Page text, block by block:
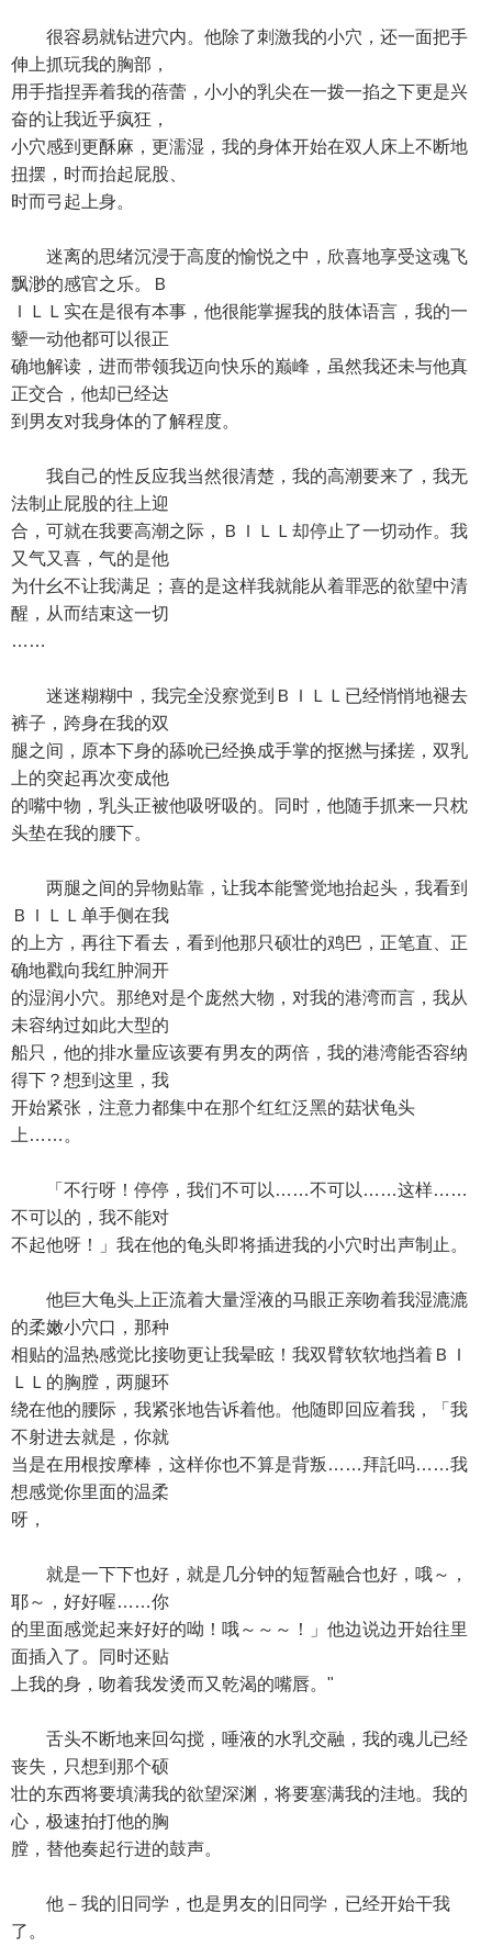
很容易就钻进穴内。他除了刺激我的小穴，还一面把手
伸上抓玩我的胸部，
用手指捏弄着我的蓓蕾，小小的乳尖在一拨一掐之下更是兴
奋的让我近乎疯狂，
小穴感到更酥麻，更濡湿，我的身体开始在双人床上不断地
扭摆，时而抬起屁股、
时而弓起上身。
迷离的思绪沉浸于高度的愉悦之中，欣喜地享受这魂飞
飘渺的感官之乐。Ｂ
ＩＬＬ实在是很有本事，他很能掌握我的肢体语言，我的一
颦一动他都可以很正
确地解读，进而带领我迈向快乐的巅峰，虽然我还未与他真
正交合，他却已经达
到男友对我身体的了解程度。
我自己的性反应我当然很清楚，我的高潮要来了，我无
法制止屁股的往上迎
合，可就在我要高潮之际，ＢＩＬＬ却停止了一切动作。我
又气又喜，气的是他
为什幺不让我满足；喜的是这样我就能从着罪恶的欲望中清
醒，从而结束这一切
……
迷迷糊糊中，我完全没察觉到ＢＩＬＬ已经悄悄地褪去
裤子，跨身在我的双
腿之间，原本下身的舔吮已经换成手掌的抠撚与揉搓，双乳
上的突起再次变成他
的嘴中物，乳头正被他吸呀吸的。同时，他随手抓来一只枕
头垫在我的腰下。
两腿之间的异物贴靠，让我本能警觉地抬起头，我看到
ＢＩＬＬ单手侧在我
的上方，再往下看去，看到他那只硕壮的鸡巴，正笔直、正
确地戳向我红肿洞开
的湿润小穴。那绝对是个庞然大物，对我的港湾而言，我从
未容纳过如此大型的
船只，他的排水量应该要有男友的两倍，我的港湾能否容纳
得下？想到这里，我
开始紧张，注意力都集中在那个红红泛黑的菇状龟头
上……。
「不行呀！停停，我们不可以……不可以……这样……
不可以的，我不能对
不起他呀！」我在他的龟头即将插进我的小穴时出声制止。
他巨大龟头上正流着大量淫液的马眼正亲吻着我湿漉漉
的柔嫩小穴口，那种
相贴的温热感觉比接吻更让我晕眩！我双臂软软地挡着ＢＩ
ＬＬ的胸膛，两腿环
绕在他的腰际，我紧张地告诉着他。他随即回应着我，「我
不射进去就是，你就
当是在用根按摩棒，这样你也不算是背叛……拜託吗……我
想感觉你里面的温柔
呀，
就是一下下也好，就是几分钟的短暂融合也好，哦～，
耶～，好好喔……你
的里面感觉起来好好的呦！哦～～～！」他边说边开始往里
面插入了。同时还贴
上我的身，吻着我发烫而又乾渴的嘴唇。"
舌头不断地来回勾搅，唾液的水乳交融，我的魂儿已经
丧失，只想到那个硕
壮的东西将要填满我的欲望深渊，将要塞满我的洼地。我的
心，极速拍打他的胸
膛，替他奏起行进的鼓声。
他－我的旧同学，也是男友的旧同学，已经开始干我
了。